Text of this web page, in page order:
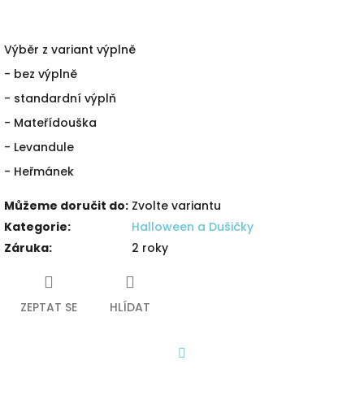
Výběr z variant výplně
- bez výplně
- standardní výplň
- Mateřídouška
- Levandule
- Heřmánek
Můžeme doručit do: Zvolte variantu
Kategorie:
Halloween a Dušičky
Záruka: 2 roky
ZEPTAT SE HLÍDAT